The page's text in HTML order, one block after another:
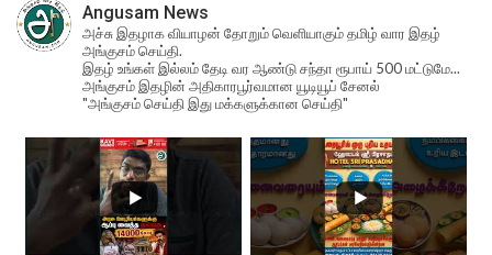
Angusam News
அச்சு இதழாக வியாழன் தோறும் வெளியாகும் தமிழ் வார இதழ்
அங்குசம் செய்தி.
இதழ் உங்கள் இல்லம் தேடி வர ஆண்டு சந்தா ரூபாய் 500 மட்டுமே...
அங்குசம் இதழின் அதிகாரபூர்வமான யூடியூப் சேனல்
"அங்குசம் செய்தி இது மக்களுக்கான செய்தி"